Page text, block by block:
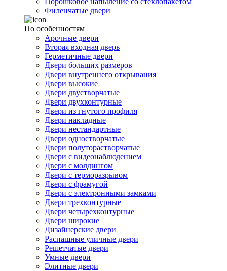
Филенчатые двери
По особенностям
Арочные двери
Вторая входная дверь
Герметичные двери
Двери больших размеров
Двери внутреннего открывания
Двери высокие
Двери двустворчатые
Двери двухконтурные
Двери из гнутого профиля
Двери накладные
Двери нестандартные
Двери одностворчатые
Двери полуторастворчатые
Двери с видеонаблюдением
Двери с молдингом
Двери с терморазрывом
Двери с фрамугой
Двери с электронными замками
Двери трехконтурные
Двери четырехконтурные
Двери широкие
Дизайнерские двери
Распашные уличные двери
Решетчатые двери
Умные двери
Элитные двери